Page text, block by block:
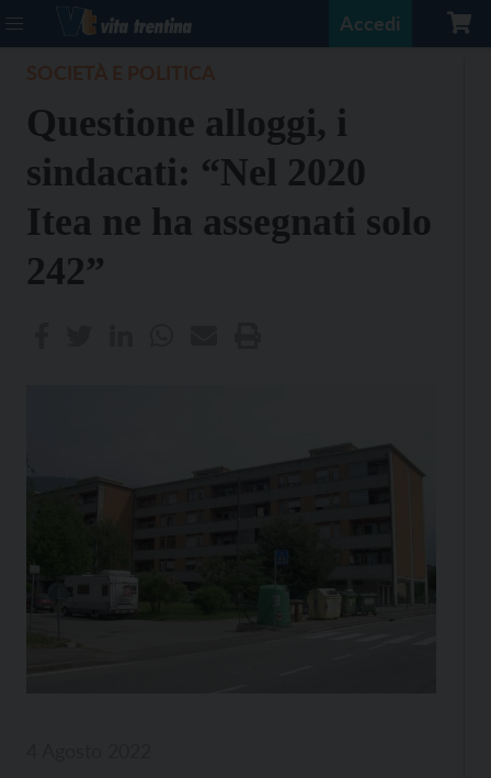
Accedi
Questione alloggi, i
sindacati: “Nel 2020
Itea ne ha assegnati solo
242”